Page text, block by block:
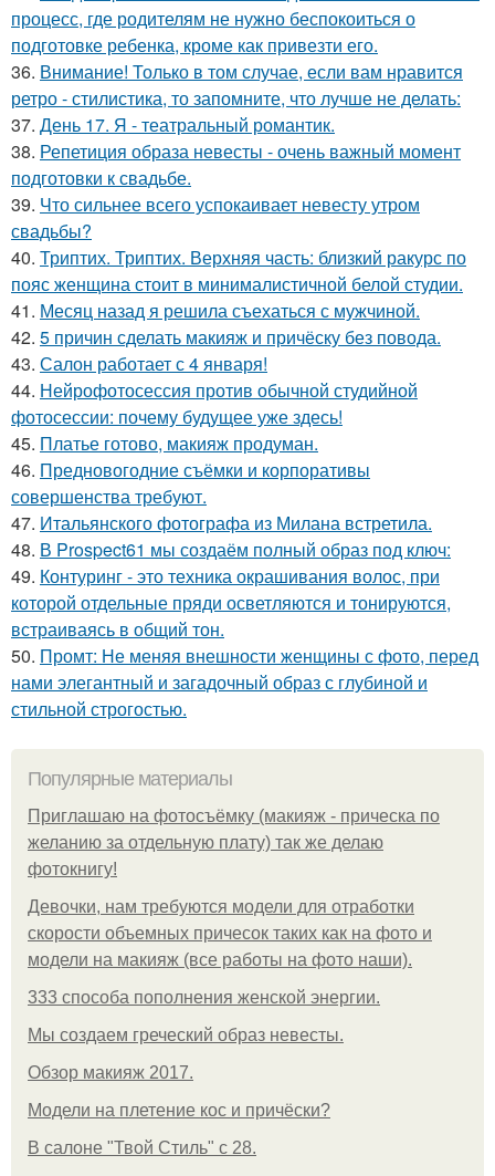
процесс, где родителям не нужно беспокоиться о
подготовке ребенка, кроме как привезти его.
36. Внимание! Только в том случае, если вам нравится
ретро - стилистика, то запомните, что лучше не делать:
37. День 17. Я - театральный романтик.
38. Репетиция образа невесты - очень важный момент
подготовки к свадьбе.
39. Что сильнее всего успокаивает невесту утром
свадьбы?
40. Триптих. Триптих. Верхняя часть: близкий ракурс по
пояс женщина стоит в минималистичной белой студии.
41. Месяц назад я решила съехаться с мужчиной.
42. 5 причин сделать макияж и причёску без повода.
43. Салон работает с 4 января!
44. Нейрофотосессия против обычной студийной
фотосессии: почему будущее уже здесь!
45. Платье готово, макияж продуман.
46. Предновогодние съёмки и корпоративы
совершенства требуют.
47. Итальянского фотографа из Милана встретила.
48. В Prospect61 мы создаём полный образ под ключ:
49. Контуринг - это техника окрашивания волос, при
которой отдельные пряди осветляются и тонируются,
встраиваясь в общий тон.
50. Промт: Не меняя внешности женщины с фото, перед
нами элегантный и загадочный образ с глубиной и
стильной строгостью.
Популярные материалы
Приглашаю на фотосъёмку (макияж - прическа по
желанию за отдельную плату) так же делаю
фотокнигу!
Девочки, нам требуются модели для отработки
скорости объемных причесок таких как на фото и
модели на макияж (все работы на фото наши).
333 способа пополнения женской энергии.
Мы создаем греческий образ невесты.
Обзор макияж 2017.
Модели на плетение кос и причёски?
В салоне "Твой Стиль" с 28.